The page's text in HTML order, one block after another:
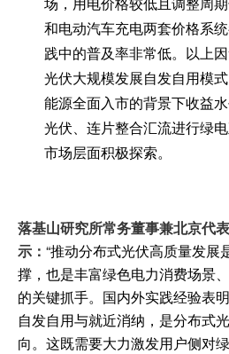
和电动汽车充电两套价格系
践中的普及率非常低。以上
光伏大规模发展自发自用模
能源全面入市的背景下收益
光伏、连片整合汇流进行绿
市场层面积极探索。
落基山研究所常务董事兼北京代
示： “推动分布式光伏高质量发展
撑，也是丰富绿色电力消费场景
的关键抓手。国内外实践经验表
自发自用与就近消纳，是分布式
向。这既需要大力激发用户侧对